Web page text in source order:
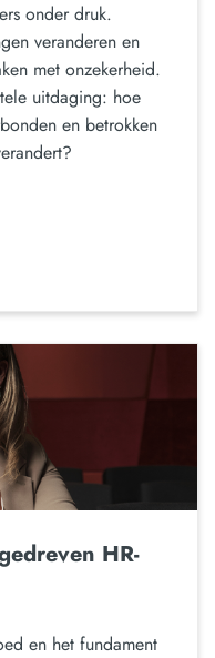
onder druk.
veranderen en
met onzekerheid.
uitdaging: hoe
en betrokken
HR-
en het fundament